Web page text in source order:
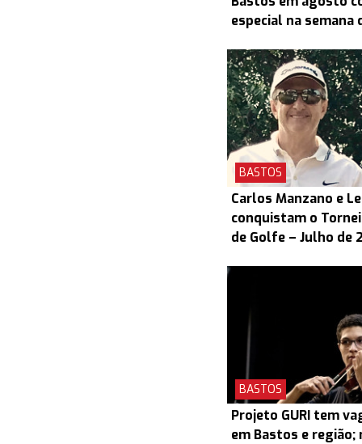
especial na semana
BASTOS
Carlos Manzano e
conquistam o
de Golfe – Julho de
BASTOS
Projeto GURI tem
em Bastos e